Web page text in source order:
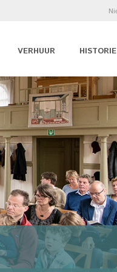
VERHUUR HISTORIE